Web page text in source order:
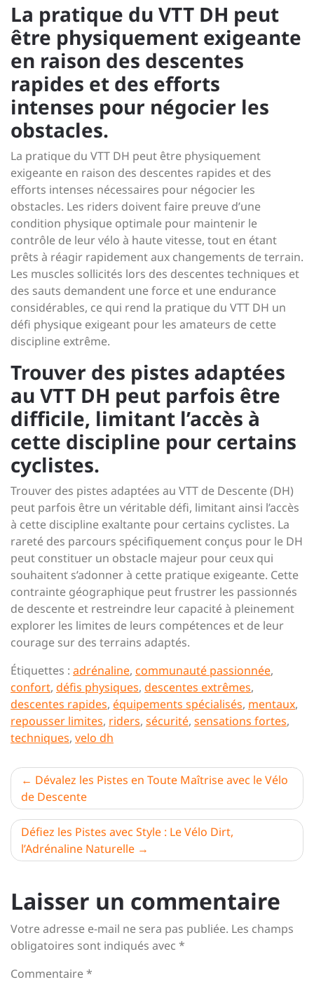
La pratique du VTT DH peut
être physiquement exigeante
en raison des descentes
rapides et des efforts
intenses pour négocier les
obstacles.
La pratique du VTT DH peut être physiquement
exigeante en raison des descentes rapides et des
efforts intenses nécessaires pour négocier les
obstacles. Les riders doivent faire preuve d’une
condition physique optimale pour maintenir le
contrôle de leur vélo à haute vitesse, tout en étant
prêts à réagir rapidement aux changements de terrain.
Les muscles sollicités lors des descentes techniques et
des sauts demandent une force et une endurance
considérables, ce qui rend la pratique du VTT DH un
défi physique exigeant pour les amateurs de cette
discipline extrême.
Trouver des pistes adaptées
au VTT DH peut parfois être
difficile, limitant l’accès à
cette discipline pour certains
cyclistes.
Trouver des pistes adaptées au VTT de Descente (DH)
peut parfois être un véritable défi, limitant ainsi l’accès
à cette discipline exaltante pour certains cyclistes. La
rareté des parcours spécifiquement conçus pour le DH
peut constituer un obstacle majeur pour ceux qui
souhaitent s’adonner à cette pratique exigeante. Cette
contrainte géographique peut frustrer les passionnés
de descente et restreindre leur capacité à pleinement
explorer les limites de leurs compétences et de leur
courage sur des terrains adaptés.
Étiquettes : adrénaline, communauté passionnée,
confort, défis physiques, descentes extrêmes,
descentes rapides, équipements spécialisés, mentaux,
repousser limites, riders, sécurité, sensations fortes,
techniques, velo dh
Navigation
de
l’article
Dévalez les Pistes en Toute Maîtrise avec le Vélo
de Descente
Défiez les Pistes avec Style : Le Vélo Dirt,
l’Adrénaline Naturelle
Laisser un commentaire
Votre adresse e-mail ne sera pas publiée. Les champs
obligatoires sont indiqués avec *
Commentaire*